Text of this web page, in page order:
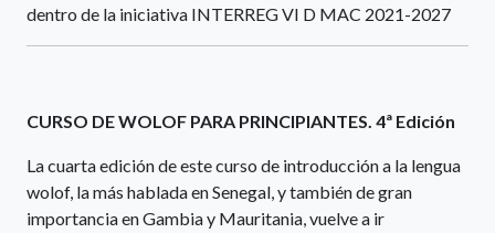
dentro de la iniciativa INTERREG VI D MAC 2021-2027
CURSO DE WOLOF PARA PRINCIPIANTES. 4ª Edición
La cuarta edición de este curso de introducción a la lengua
wolof, la más hablada en Senegal, y también de gran
importancia en Gambia y Mauritania, vuelve a ir